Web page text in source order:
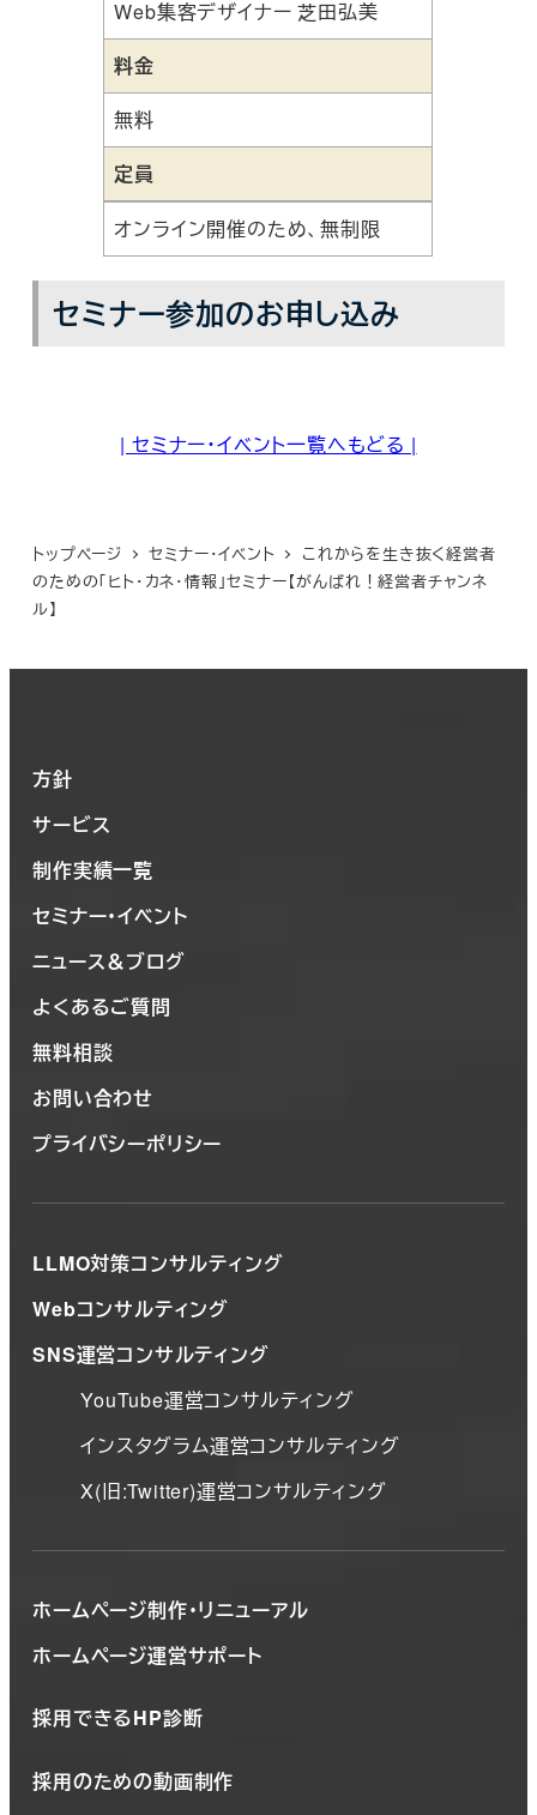
Web集客デザイナー 芝田弘美
料金
無料
定員
オンライン開催のため、無制限
セミナー参加のお申し込み
| セミナー・イベント一覧へもどる |
トップページ セミナー・イベント
これからを生き抜く経営者
のための「ヒト・カネ・情報」セミナー【がんばれ！経営者チャンネ
ル】
方針
サービス
制作実績一覧
セミナー・イベント
ニュース＆ブログ
よくあるご質問
無料相談
お問い合わせ
プライバシーポリシー
LLMO対策コンサルティング
Webコンサルティング
SNS運営コンサルティング
YouTube運営コンサルティング
インスタグラム運営コンサルティング
X(旧:Twitter)運営コンサルティング
ホームページ制作・リニューアル
ホームページ運営サポート
採用できるHP診断
採用のための動画制作